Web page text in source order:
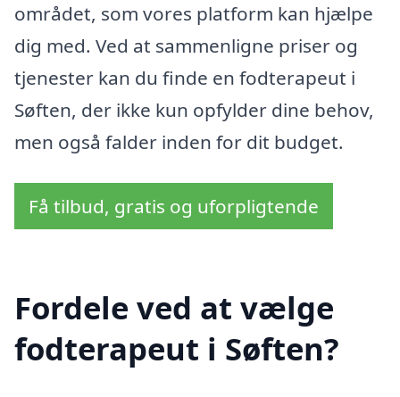
området, som vores platform kan hjælpe
dig med. Ved at sammenligne priser og
tjenester kan du finde en fodterapeut i
Søften, der ikke kun opfylder dine behov,
men også falder inden for dit budget.
Få tilbud, gratis og uforpligtende
Fordele ved at vælge
fodterapeut i Søften?